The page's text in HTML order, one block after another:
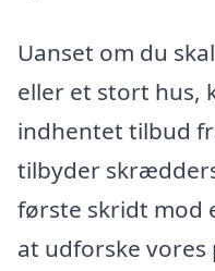
Uanset om du
eller et stort hus,
indhentet tilbud
tilbyder
første skridt mod
at udforske